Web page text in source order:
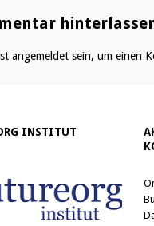
angemeldet sein, um einen
INSTITUT